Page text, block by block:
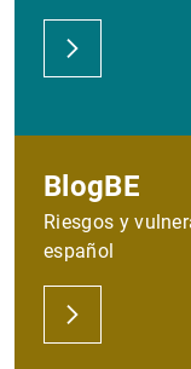
BlogBE
Riesgos y
español